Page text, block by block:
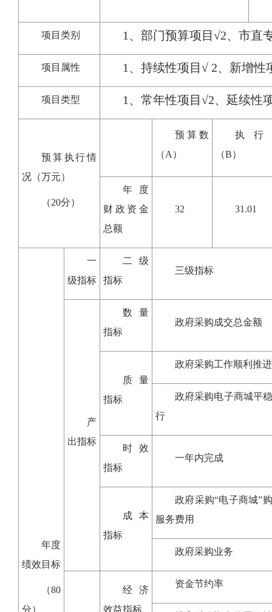
项目类别 1、部门预算项目√2、市直
项目属性 1、持续性项目√ 2、新增性
项目类型 1、常年性项目√2、延
预算执行情
况（万元）
（20分）
预算数
（A）
执行
（B）
年度
财政资金
总额
32 31.01
年度
绩效目标
（80
分）
一
级指标
二级
指标
三级指标
产
出指标
数量
指标
政府采购成交总金额
质量
指标
政府采购工作顺利推进
政府采购电子商城平
行
时效
指标
一年内完成
成本
指标
政府采购“电子商城”
服务费用
政府采购业务
经济
效益指标
资金节约率